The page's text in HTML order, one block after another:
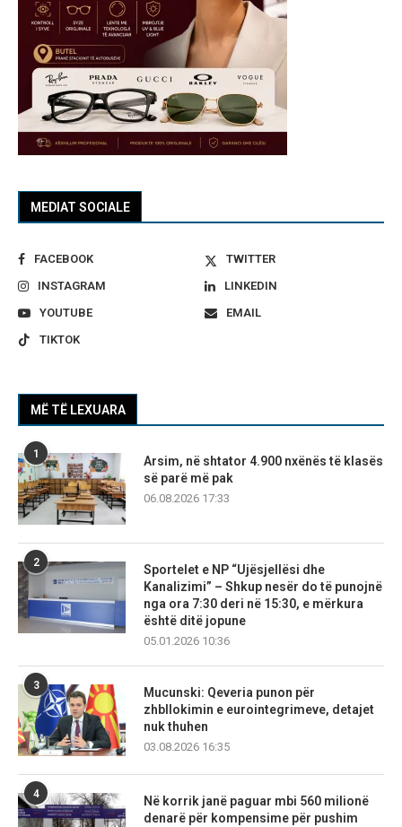
MEDIAT SOCIALE
FACEBOOK
TWITTER
INSTAGRAM
LINKEDIN
YOUTUBE
EMAIL
TIKTOK
MË TË LEXUARA
1
Arsim, në shtator 4.900 nxënës të klasës
së parë më pak
06.08.2026 17:33
2
Sportelet e NP “Ujësjellësi dhe
Kanalizimi” – Shkup nesër do të punojnë
nga ora 7:30 deri në 15:30, e mërkura
është ditë jopune
05.01.2026 10:36
3
Mucunski: Qeveria punon për
zhbllokimin e eurointegrimeve, detajet
nuk thuhen
03.08.2026 16:35
4
Në korrik janë paguar mbi 560 milionë
denarë për kompensime për pushim